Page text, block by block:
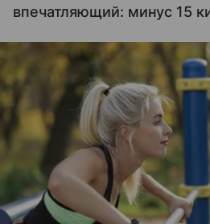
впечатляющий: минус 15